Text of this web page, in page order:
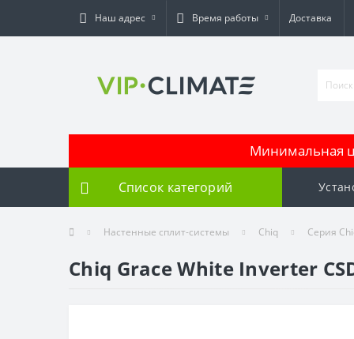
Наш адрес Время работы Доставка
Минимальная
Список категорий
Настенные сплит-системы Chiq Серия
Chiq Grace White Inverter